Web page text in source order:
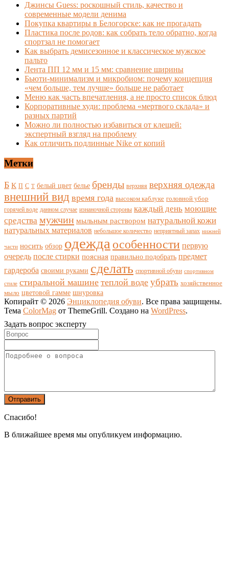
Джинсы Guess: роскошный стиль, качество и
современные модели денима
Покупка квартиры в Белогорске: как не прогадать
Пластика после родов: как собрать тело обратно, когда
спортзал не помогает
Как выбрать демисезонное и классическое мужское
пальто
Лента ПП 12 мм и 15 мм: сравнение ширины
Бьюти-минимализм и микробиом: почему концепция
«чем больше, тем лучше» больше не работает
Меню как часть впечатления, а не просто список блюд
Корпоративные худи: проблема «мертвого склада» и
разных партий
Можно ли полностью избавиться от клещей:
экспертный взгляд на проблему
Как отличить подлинные Nike от копий
Метки
Б К П С Т белый цвет белье бренды верхняя верхняя одежда
внешний вид время года высоком каблуке головной убор
горячей воде данном случае изнаночной стороны каждый день моющие
средства мужчин мыльным раствором натуральной кожи
натуральных материалов небольшое количество неприятный запах нижней
части носить обзор одежда особенности первую
очередь после стирки поясная правильно подобрать предмет
гардероба своими руками сделать спортивной обуви спортивном
стиле стиральной машине теплой воде убрать хозяйственное
мыло цветовой гамме шнуровка
Копирайт © 2026 Энциклопедия обуви. Все права защищены.
Тема ColorMag от ThemeGrill. Создано на WordPress.
Задать вопрос эксперту
Спасибо!
В ближайшее время мы опубликуем информацию.